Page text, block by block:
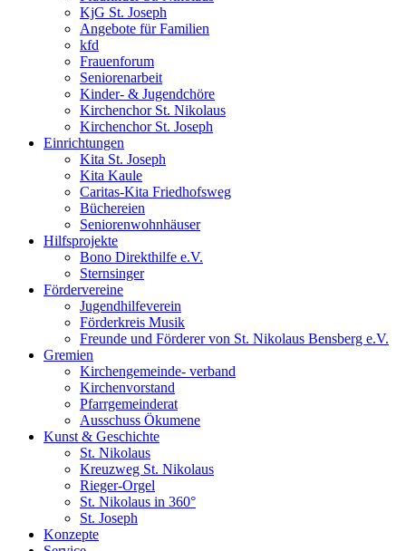
KjG St. Joseph
Angebote für Familien
kfd
Frauenforum
Seniorenarbeit
Kinder- & Jugendchöre
Kirchenchor St. Nikolaus
Kirchenchor St. Joseph
Einrichtungen
Kita St. Joseph
Kita Kaule
Caritas-Kita Friedhofsweg
Büchereien
Seniorenwohnhäuser
Hilfsprojekte
Bono Direkthilfe e.V.
Sternsinger
Fördervereine
Jugendhilfeverein
Förderkreis Musik
Freunde und Förderer von St. Nikolaus Bensberg e.V.
Gremien
Kirchengemeinde- verband
Kirchenvorstand
Pfarrgemeinderat
Ausschuss Ökumene
Kunst & Geschichte
St. Nikolaus
Kreuzweg St. Nikolaus
Rieger-Orgel
St. Nikolaus in 360°
St. Joseph
Konzepte